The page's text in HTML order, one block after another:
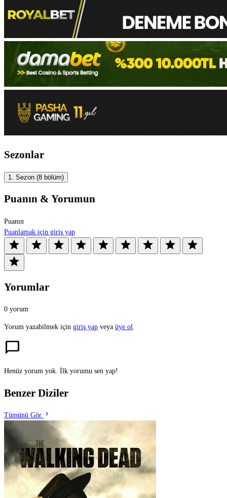
Sezonlar
1. Sezon (8 bölüm)
Puanın & Yorumun
Puanın
Puanlamak için giriş yap
star star star star star star star star
star
star
Yorumlar
0 yorum
Yorum yazabilmek için giriş yap veya üye ol.
chat_bubble
Henüz yorum yok. İlk yorumu sen yap!
Benzer Diziler
Tümünü Gör chevron_right